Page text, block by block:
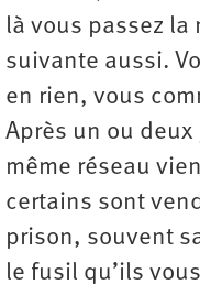
là vous passez
suivante aussi.
en rien, vous
Après un ou
même réseau
certains sont
prison, souvent
le fusil qu’ils